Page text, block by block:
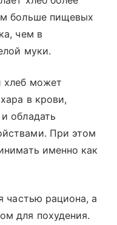
больше пищевых
чем в
муки.
хлеб может
в крови,
обладать
При этом
именно как
частью рациона, а
для похудения.